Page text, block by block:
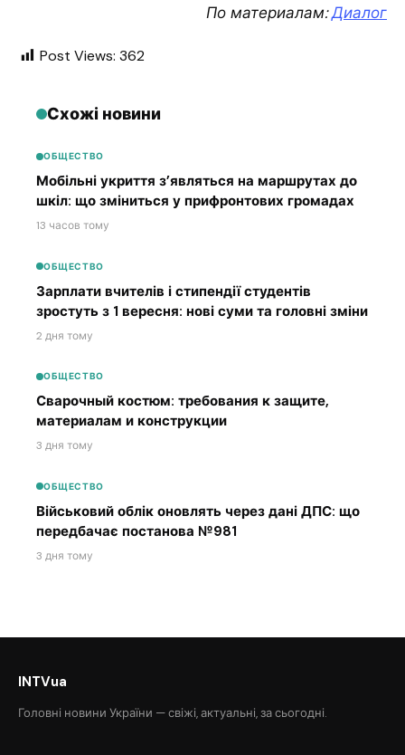
По материалам:Диалог
Post Views: 362
Схожі новини
ОБЩЕСТВО
Мобільні укриття з’являться на маршрутах до
шкіл: що зміниться у прифронтових громадах
13 часов тому
ОБЩЕСТВО
Зарплати вчителів і стипендії студентів
зростуть з 1 вересня: нові суми та головні зміни
2 дня тому
ОБЩЕСТВО
Сварочный костюм: требования к защите,
материалам и конструкции
3 дня тому
ОБЩЕСТВО
Військовий облік оновлять через дані ДПС: що
передбачає постанова №981
3 дня тому
INTVua
Головні новини України — свіжі, актуальні, за сьогодні.